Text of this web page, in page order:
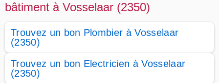
bâtiment à Vosselaar (2350)
Trouvez un bon Plombier à Vosselaar
(2350)
Trouvez un bon Electricien à Vosselaar
(2350)